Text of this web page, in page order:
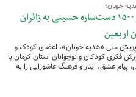
خوبان؛
اهدای بیش از ۱۵۰۰ دست‌سازه حسینی به زائران
اربعین
پویش ملی «هدیه خوبان»، اعضای کودک و
فکری کودکان و نوجوانان استان کرمان با
دست‌سازه حسینی، پیام عشق، ایثار و فرهنگ عاشورایی را به